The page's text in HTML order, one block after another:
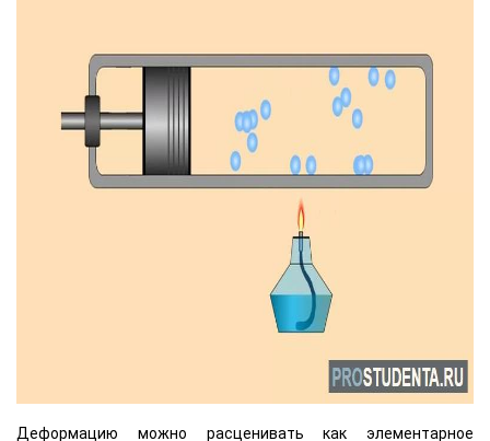
Деформацию можно расценивать как элементарное